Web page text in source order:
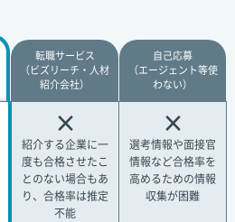
転職サービス
（ビズリーチ・人材
紹介会社）
自己応募
（エージェント等使
わない）
×
紹介する企業に一
度も合格させたこ
とのない場合もあ
り、合格率は推定
不能
×
選考情報や面接官
情報など合格率を
高めるための情報
収集が困難